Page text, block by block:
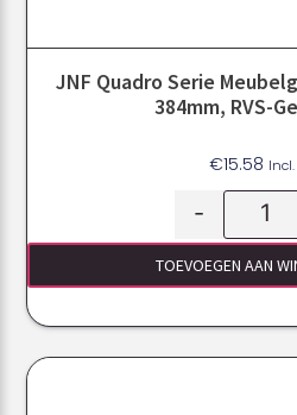
JNF Quadro Serie
384mm, RVS-
€15.58 Incl.
-
TOEVOEGEN AAN